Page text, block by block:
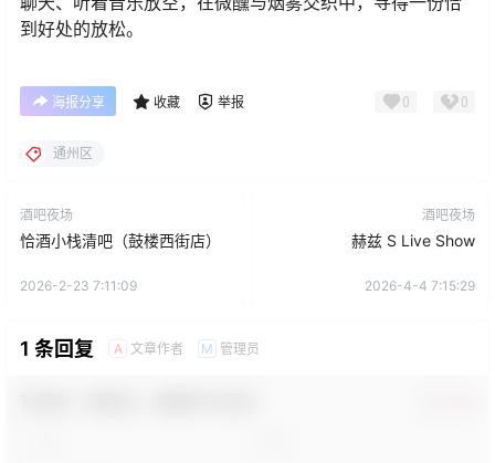
到好处的放松。
海报分享 收藏 举报 0 0
通州区
酒吧夜场
恰酒小栈清吧（鼓楼西街店）
2026-2-23 7:11:09
酒吧夜场
赫兹 S Live Show
2026-4-4 7:15:29
1 条回复 A 文章作者 M 管理员